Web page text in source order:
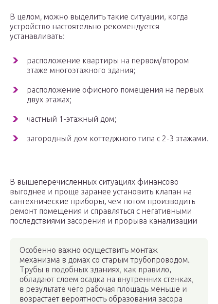
В целом, можно выделить такие ситуации, когда
устройство настоятельно рекомендуется
устанавливать:
расположение квартиры на первом/втором
этаже многоэтажного здания;
расположение офисного помещения на первых
двух этажах;
частный 1-этажный дом;
загородный дом коттеджного типа с 2-3 этажами.
В вышеперечисленных ситуациях финансово
выгоднее и проще заранее установить клапан на
сантехнические приборы, чем потом производить
ремонт помещения и справляться с негативными
последствиями засорения и прорыва канализации
Особенно важно осуществить монтаж
механизма в домах со старым трубопроводом.
Трубы в подобных зданиях, как правило,
обладают слоем осадка на внутренних стенках,
в результате чего рабочая площадь меньше и
возрастает вероятность образования засора